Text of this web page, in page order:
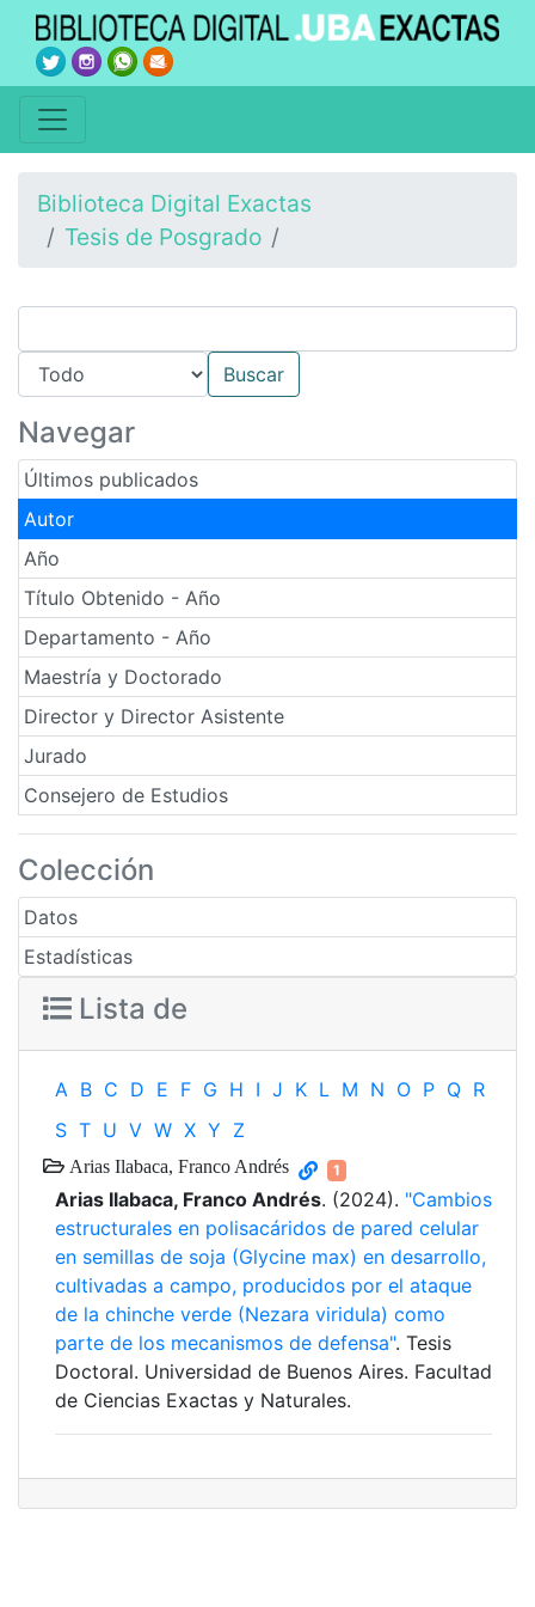
Biblioteca Digital Exactas
Tesis de Posgrado
Navegar
Últimos publicados
Autor
Año
Título Obtenido - Año
Departamento - Año
Maestría y Doctorado
Director y Director Asistente
Jurado
Consejero de Estudios
Colección
Datos
Estadísticas
Lista de
A B C D E F G H I J K L M N O P Q R
S T U V W X Y Z
Arias Ilabaca, Franco Andrés 1
Arias Ilabaca, Franco Andrés. (2024). "Cambios
estructurales en polisacáridos de pared celular
en semillas de soja (Glycine max) en desarrollo,
cultivadas a campo, producidos por el ataque
de la chinche verde (Nezara viridula) como
parte de los mecanismos de defensa". Tesis
Doctoral. Universidad de Buenos Aires. Facultad
de Ciencias Exactas y Naturales.